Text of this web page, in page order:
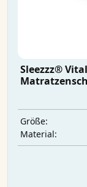
Sleezzz®
Größe:
Material: